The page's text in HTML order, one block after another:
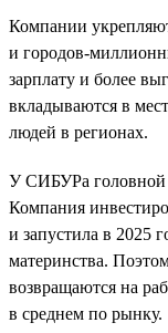
Компании
и городов-
зарплату и более
вкладываются в
людей в регионах.
У СИБУРа головной
Компания
и запустила в 2025
материнства.
возвращаются на
в среднем по рынку.